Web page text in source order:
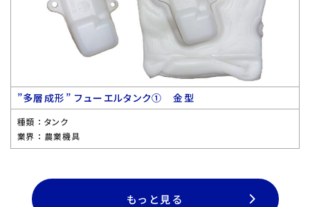
”多層成形” フューエルタンク① 金型
種類 ： タンク
業界 ： 農業機具
もっと見る